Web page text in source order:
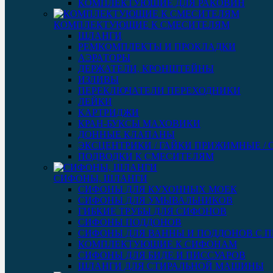
КОМПЛЕКТУЮЩИЕ ДЛЯ РАКОВИН
КОМПЛЕКТУЮЩИЕ К СМЕСИТЕЛЯМ
ШЛАНГИ
РЕМКОМПЛЕКТЫ И ПРОКЛАДКИ
АЭРАТОРЫ
ДЕРЖАТЕЛИ, КРОНШТЕЙНЫ
ИЗЛИВЫ
ПЕРЕКЛЮЧАТЕЛИ ПЕРЕХОДНИКИ
ЛЕЙКИ
КАРТРИДЖИ
КРАН-БУКСЫ МАХОВИКИ
ДОННЫЕ КЛАПАНЫ
ЭКСЦЕНТРИКИ / ГАЙКИ ПРИЖИМНЫЕ /
ПОДВОДКИ К СМЕСИТЕЛЯМ
СИФОНЫ, ШЛАНГИ
СИФОНЫ ДЛЯ КУХОННЫХ МОЕК
СИФОНЫ ДЛЯ УМЫВАЛЬНИКОВ
ГИБКИЕ ТРУБЫ ДЛЯ СИФОНОВ
СИФОНЫ ПОДДОНОВ
СИФОНЫ ДЛЯ ВАННЫ И ПОДДОНОВ С
КОМПЛЕКТУЮЩИЕ К СИФОНАМ
СИФОНЫ ДЛЯ БИДЕ И ПИССУАРОВ
ШЛАНГИ ДЛЯ СТИРАЛЬНОЙ МАШИНЫ